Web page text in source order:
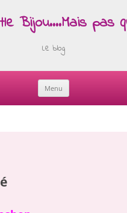
Bijou….Mais pas
Le blog
Menu
Skip